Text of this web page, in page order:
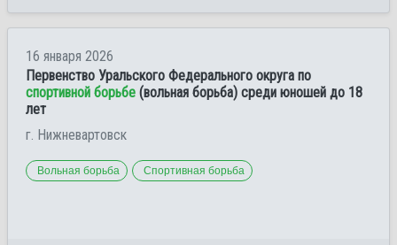
16 января 2026
Первенство Уральского Федерального округа по
спортивной борьбе (вольная борьба) среди юношей до 18
лет
г. Нижневартовск
Вольная борьба Спортивная борьба